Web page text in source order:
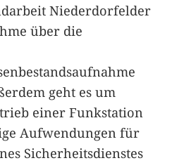
Niederdorfelder
über die
geht es um
einer Funkstation
Aufwendungen für
Sicherheitsdienstes